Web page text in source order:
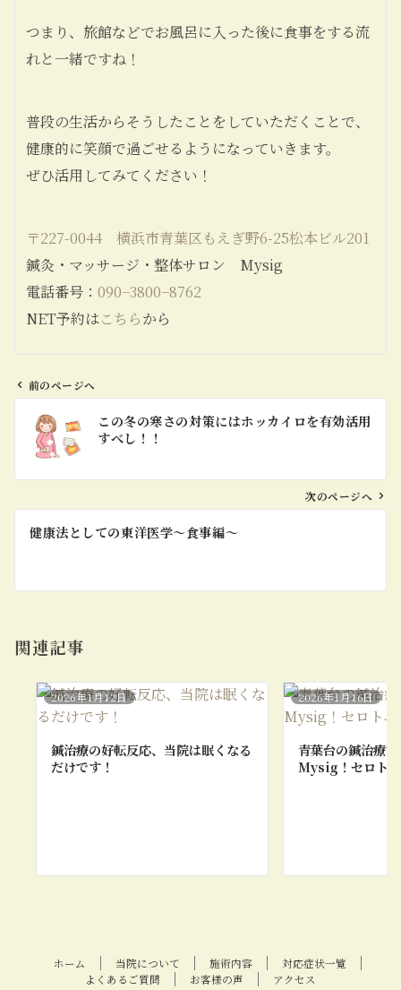
つまり、旅館などでお風呂に入った後に食事をする流
れと一緒ですね！
普段の生活からそうしたことをしていただくことで、
健康的に笑顔で過ごせるようになっていきます。
ぜひ活用してみてください！
〒227-0044 横浜市青葉区もえぎ野6-25松本ビル201
鍼灸・マッサージ・整体サロン Mysig
電話番号： 090−3800−8762
NET予約はこちらから
ビ
ン
前のページへ
この冬の寒さの対策にはホッカイロを有効活用
すべし！！
次のページへ
健康法としての東洋医学〜食事編〜
関連記事
2026年1月12日
鍼治療の好転反応、当院は眠くなる
だけです！
2026年1月16日
青葉台の鍼治療
Mysig！セロト
ホーム 当院について 施術内容
対応症状一覧
よくあるご質問
お客様の声 アクセス